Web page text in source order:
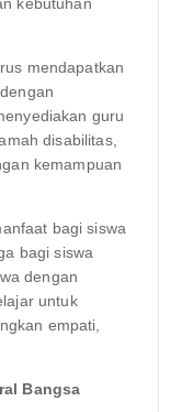
mendapatkan
guru
disabilitas,
kemampuan
bagi siswa
bagi siswa
dengan
untuk
empati,
Bangsa